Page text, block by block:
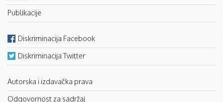
Publikacije
Diskriminacija Facebook
Diskriminacija Twitter
Autorska i izdavačka prava
Odgovornost za sadržaj